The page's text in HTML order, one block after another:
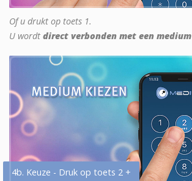
Of u drukt op toets 1.
U wordt direct verbonden met een medium
4b. Keuze - Druk op toets 2 +